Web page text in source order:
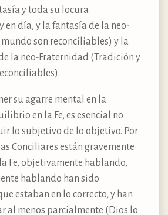
y toda su locura
en día, y la fantasía de la neo-
mundo son reconciliables) y la
la neo-Fraternidad (Tradición y
su agarre mental en la
en la Fe, es esencial no
lo subjetivo de lo objetivo. Por
Conciliares están gravemente
Fe, objetivamente hablando,
hablando han sido
estaban en lo correcto, y han
al menos parcialmente (Dios lo